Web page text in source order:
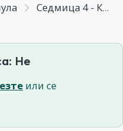
Седмица 4 - Коригиране на геометрия
Не
или се